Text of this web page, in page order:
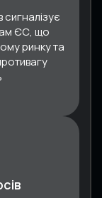
ЄС, що
ринку та